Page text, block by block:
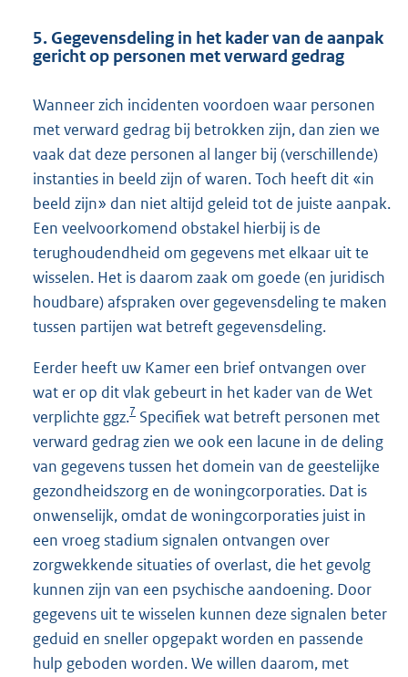
5. Gegevensdeling in het kader van de aanpak
gericht op personen met verward gedrag
Wanneer zich incidenten voordoen waar personen
met verward gedrag bij betrokken zijn, dan zien we
vaak dat deze personen al langer bij (verschillende)
instanties in beeld zijn of waren. Toch heeft dit «in
beeld zijn» dan niet altijd geleid tot de juiste aanpak.
Een veelvoorkomend obstakel hierbij is de
terughoudendheid om gegevens met elkaar uit te
wisselen. Het is daarom zaak om goede (en juridisch
houdbare) afspraken over gegevensdeling te maken
tussen partijen wat betreft gegevensdeling.
Eerder heeft uw Kamer een brief ontvangen over
wat er op dit vlak gebeurt in het kader van de Wet
verplichte ggz.7 Specifiek wat betreft personen met
verward gedrag zien we ook een lacune in de deling
van gegevens tussen het domein van de geestelijke
gezondheidszorg en de woningcorporaties. Dat is
onwenselijk, omdat de woningcorporaties juist in
een vroeg stadium signalen ontvangen over
zorgwekkende situaties of overlast, die het gevolg
kunnen zijn van een psychische aandoening. Door
gegevens uit te wisselen kunnen deze signalen beter
geduid en sneller opgepakt worden en passende
hulp geboden worden. We willen daarom, met